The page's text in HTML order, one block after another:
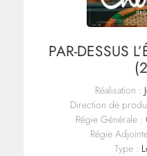
PAR-DESSUS
Réalisation :
Direction de
Régie Générale :
Régie
Type :